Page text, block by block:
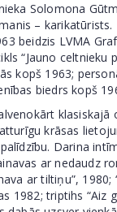
Solomona
– karikatūrists.
beidzis LVMA
“Jauno celtnieku
kopš 1963;
biedrs kopš
klasiskajā
krāsas
Darina
ar nedaudz
ar tiltiņu”, 1980;
1982; triptihs “Aiz